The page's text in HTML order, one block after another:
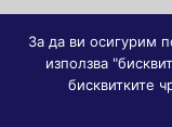
За да ви осигурим
използва
бисквитките